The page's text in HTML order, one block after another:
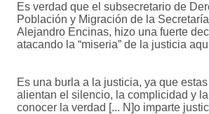
Es verdad que el subsecretario de
Población y Migración de la
Alejandro Encinas, hizo una fuerte
atacando la “miseria” de la justicia
Es una burla a la justicia, ya que
alientan el silencio, la complicidad y
conocer la verdad [... N]o imparte